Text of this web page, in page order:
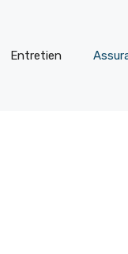
Entretien